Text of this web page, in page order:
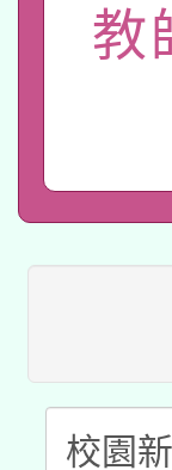
業
用
桃
本
招
適
本
暨
科
礎
A3
「
教